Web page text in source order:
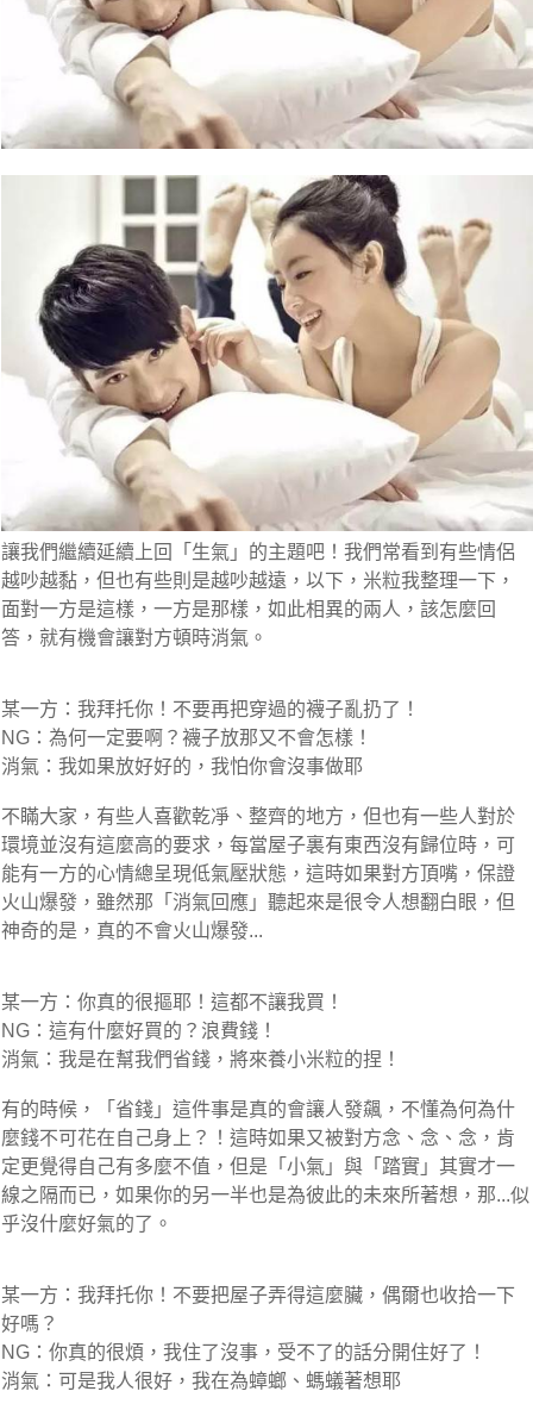
讓我們繼續延續上回「生氣」的主題吧！我們常看到有些情侶
越吵越黏，但也有些則是越吵越遠，以下，米粒我整理一下，
面對一方是這樣，一方是那樣，如此相異的兩人，該怎麼回
答，就有機會讓對方頓時消氣。
某一方：我拜托你！不要再把穿過的襪子亂扔了！
NG：為何一定要啊？襪子放那又不會怎樣！
消氣：我如果放好好的，我怕你會沒事做耶
不瞞大家，有些人喜歡乾凈、整齊的地方，但也有一些人對於
環境並沒有這麼高的要求，每當屋子裏有東西沒有歸位時，可
能有一方的心情總呈現低氣壓狀態，這時如果對方頂嘴，保證
火山爆發，雖然那「消氣回應」聽起來是很令人想翻白眼，但
神奇的是，真的不會火山爆發...
某一方：你真的很摳耶！這都不讓我買！
NG：這有什麼好買的？浪費錢！
消氣：我是在幫我們省錢，將來養小米粒的捏！
有的時候，「省錢」這件事是真的會讓人發飆，不懂為何為什
麼錢不可花在自己身上？！這時如果又被對方念、念、念，肯
定更覺得自己有多麼不值，但是「小氣」與「踏實」其實才一
線之隔而已，如果你的另一半也是為彼此的未來所著想，那...似
乎沒什麼好氣的了。
某一方：我拜托你！不要把屋子弄得這麼臟，偶爾也收拾一下
好嗎？
NG：你真的很煩，我住了沒事，受不了的話分開住好了！
消氣：可是我人很好，我在為蟑螂、螞蟻著想耶